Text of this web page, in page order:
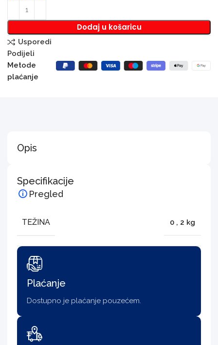
Dodaj u košaricu
Usporedi
Podijeli
Metode
plaćanje
Opis
Specifikacije
Pregled
TEŽINA 0 , 2 kg
Plaćanje
Dostupno je plaćanje pouzećem.